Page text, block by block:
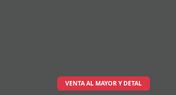
VENTA AL MAYOR Y DETAL